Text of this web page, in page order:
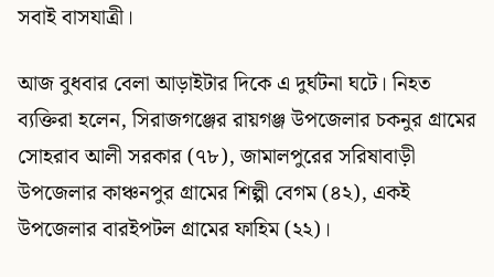
সবাই বাসযাত্রী।
আজ বুধবার বেলা আড়াইটার দিকে এ দুর্ঘটনা ঘটে। নিহত
ব্যক্তিরা হলেন, সিরাজগঞ্জের রায়গঞ্জ উপজেলার চকনুর গ্রামের
সোহরাব আলী সরকার (৭৮), জামালপুরের সরিষাবাড়ী
উপজেলার কাঞ্চনপুর গ্রামের শিল্পী বেগম (৪২), একই
উপজেলার বারইপটল গ্রামের ফাহিম (২২)।